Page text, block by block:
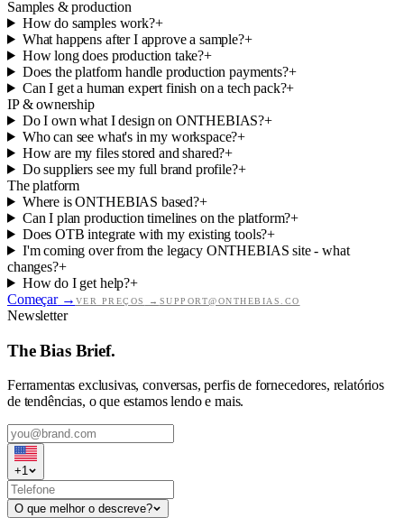
Samples & production
How do samples work?+
What happens after I approve a sample?+
How long does production take?+
Does the platform handle production payments?+
Can I get a human expert finish on a tech pack?+
IP & ownership
Do I own what I design on ONTHEBIAS?+
Who can see what's in my workspace?+
How are my files stored and shared?+
Do suppliers see my full brand profile?+
The platform
Where is ONTHEBIAS based?+
Can I plan production timelines on the platform?+
Does OTB integrate with my existing tools?+
I'm coming over from the legacy ONTHEBIAS site - what
changes?+
How do I get help?+
Começar→ VER PREÇOS → SUPPORT@ONTHEBIAS.CO
Newsletter
The Bias Brief.
Ferramentas exclusivas, conversas, perfis de fornecedores, relatórios
de tendências, o que estamos lendo e mais.
+1
O que melhor o descreve?